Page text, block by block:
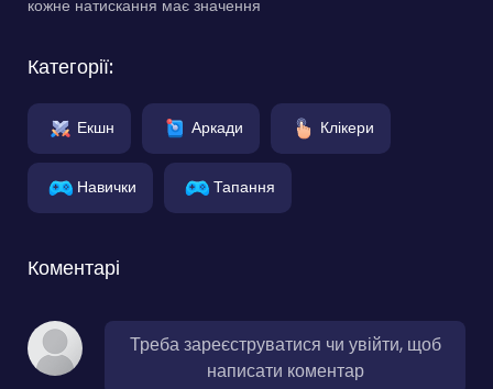
кожне натискання має значення
Категорії:
Екшн Аркади Клікери
Навички Тапання
Коментарі
Треба зареєструватися чи увійти, щоб
написати коментар